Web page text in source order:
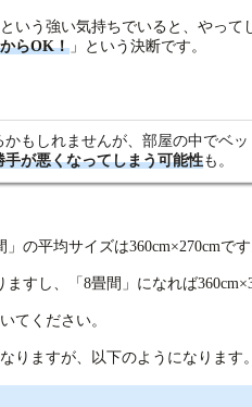
いう強い気持ちでいると、やって
らOK！ 」という決断です。
もしれませんが、部屋の中でベ
手が悪くなってしまう可能性も。
の平均サイズは360cm×270cmです
ますし、「8畳間」になれば
てください。
りますが、以下のようになります。